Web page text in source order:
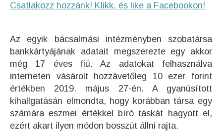
Csatlakozz hozzánk! Klikk, és like a Facebookon!
Az egyik bácsalmási intézményben szobatársa
bankkártyájának adatait megszerezte egy akkor
még 17 éves fiú. Az adatokat felhasználva
interneten vásárolt hozzávetőleg 10 ezer forint
értékben 2019. május 27-én. A gyanúsított
kihallgatásán elmondta, hogy korábban társa egy
számára eszmei értékkel bíró táskát hagyott el,
ezért akart ilyen módon bosszút állni rajta.